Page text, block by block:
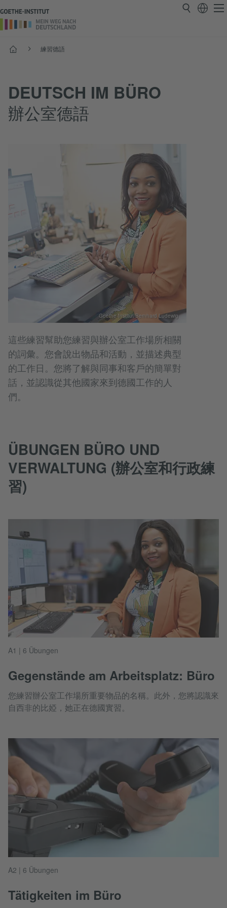
首頁 練習德語
DEUTSCH IM BÜRO
辦公室德語
Goethe-Institut/Bernhard Ludewig
這些練習幫助您練習與辦公室工作場所相關
的詞彙。您會說出物品和活動，並描述典型
的工作日。您將了解與同事和客戶的簡單對
話，並認識從其他國家來到德國工作的人
們。
ÜBUNGEN BÜRO UND
VERWALTUNG (辦公室和行政練
習)
A1 | 6 Übungen
Gegenstände am Arbeitsplatz: Büro
您練習辦公室工作場所重要物品的名稱。此外，您將認識來
自西非的比婭，她正在德國實習。
A2 | 6 Übungen
Tätigkeiten im Büro